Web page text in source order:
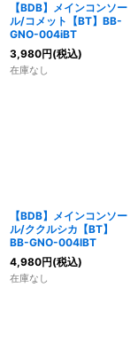
【BDB】メインコンソー
ル/コメット【BT】BB-
GNO-004iBT
3,980円(税込)
在庫なし
【BDB】メインコンソー
ル/ククルシカ【BT】
BB-GNO-004lBT
4,980円(税込)
在庫なし